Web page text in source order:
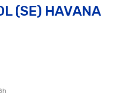
(SE) HAVANA